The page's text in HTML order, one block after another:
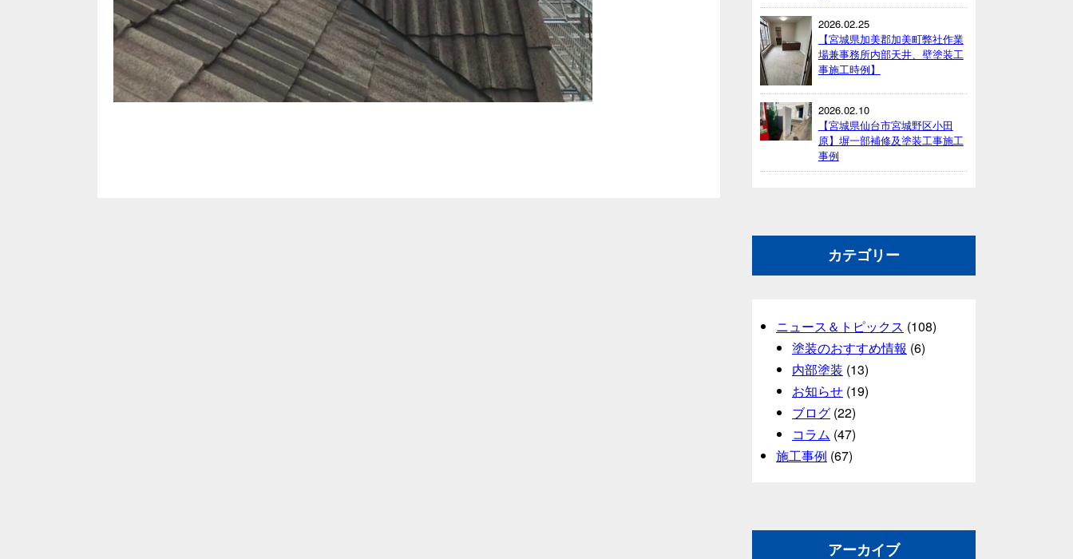
2026.02.25
【宮城県加美郡加美町弊社作業
場兼事務所内部天井、壁塗装工
事施工時例】
2026.02.10
【宮城県仙台市宮城野区小田
原】塀一部補修及塗装工事施工
事例
カテゴリー
ニュース＆トピックス (108)
塗装のおすすめ情報 (6)
内部塗装 (13)
お知らせ (19)
ブログ (22)
コラム (47)
施工事例 (67)
アーカイブ